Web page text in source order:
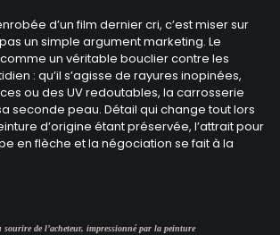
d’un film dernier cri, c’est miser sur
pas un simple argument marketing. Le
un véritable bouclier contre les
: qu’il s’agisse de rayures inopinées,
ou des UV redoutables, la carrosserie
seconde peau. Détail qui change tout lors
d’origine étant préservée, l’attrait pour
en flèche et la négociation se fait à la
sourire de l’acheteur, impressionné par la peinture